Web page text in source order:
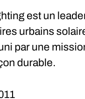
est un
urbains
par une
durable.